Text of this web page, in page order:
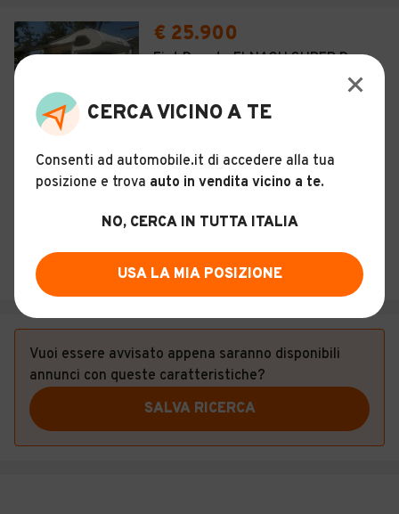
30
€ 25.900
Fiat Ducato ELNAGH SUPER D
Descrizione
CARS DI PROTA IMMACOLATA
4,9 (135)
Torino (TO)
Vuoi essere avvisato appena saranno disponibili
annunci con queste caratteristiche?
SALVA RICERCA
CERCA VICINO A TE
Consenti ad automobile.it di accedere alla tua
posizione e trova auto in vendita vicino a te.
NO, CERCA IN TUTTA ITALIA
USA LA MIA POSIZIONE